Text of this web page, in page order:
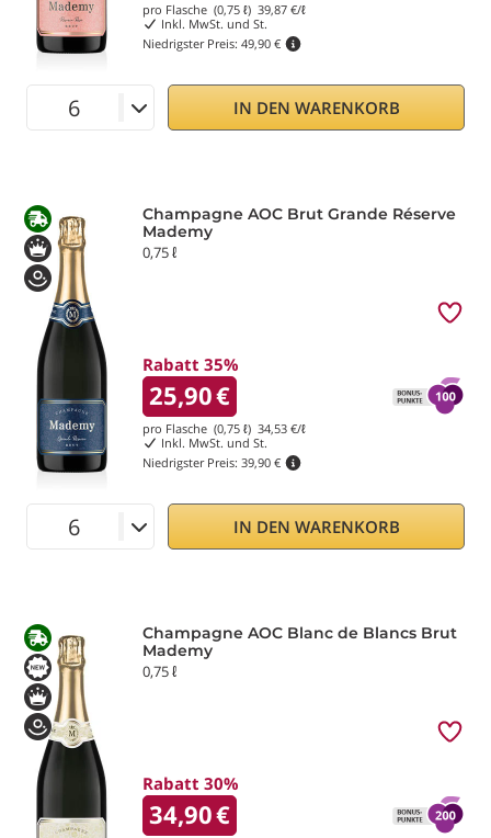
pro Flasche (0,75 ℓ) 39,87 €/ℓ
Inkl. MwSt. und St.
Niedrigster Preis: 49,90 €
IN DEN WARENKORB
Champagne AOC Brut Grande Réserve
Mademy
0,75 ℓ
Rabatt 35%
25,90€
pro Flasche (0,75 ℓ) 34,53 €/ℓ
Inkl. MwSt. und St.
Niedrigster Preis: 39,90 €
IN DEN WARENKORB
Champagne AOC Blanc de Blancs Brut
Mademy
0,75 ℓ
Rabatt 30%
34,90€